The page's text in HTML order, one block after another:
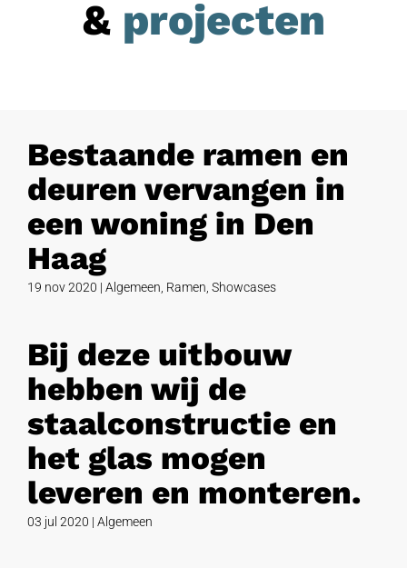
& projecten
Bestaande ramen en
deuren vervangen in
een woning in Den
Haag
19 nov 2020 | Algemeen Ramen Showcases
Bij deze uitbouw
hebben wij de
staalconstructie en
het glas mogen
leveren en monteren.
03 jul 2020 | Algemeen